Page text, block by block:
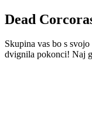
Dead
Skupina vas bo s
dvignila pokonci! Naj